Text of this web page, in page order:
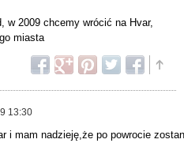
w 2009 chcemy wrócić na Hvar,
miasta
13:30
i mam nadzieję,że po powrocie